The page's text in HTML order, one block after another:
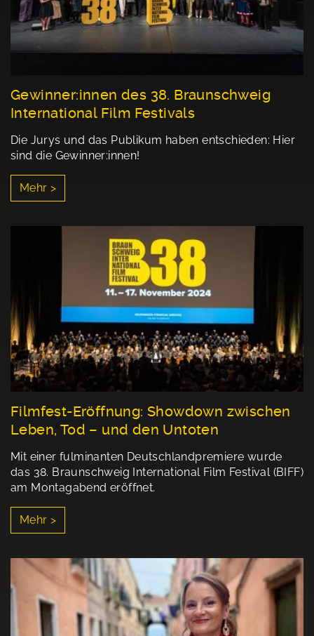
Gewinner:innen des 38. Braunschweig
International Film Festivals
Die Jurys und das Publikum haben entschieden: Hier
sind die Gewinner:innen!
Mehr >
Filmfest-Eröffnung: Showdown zwischen
Leben, Tod – und den Untoten
Mit einer fulminanten Deutschlandpremiere wurde
das 38. Braunschweig International Film Festival (BIFF)
am Montagabend eröffnet.
Mehr >